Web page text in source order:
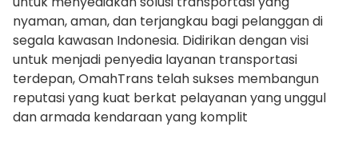
nyaman, aman, dan terjangkau bagi pelanggan di
segala kawasan Indonesia. Didirikan dengan visi
untuk menjadi penyedia layanan transportasi
terdepan, OmahTrans telah sukses membangun
reputasi yang kuat berkat pelayanan yang unggul
dan armada kendaraan yang komplit